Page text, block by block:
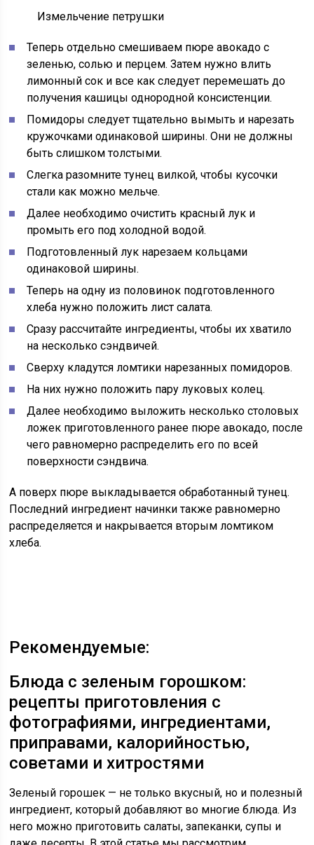
Измельчение петрушки
Теперь отдельно смешиваем пюре авокадо с
зеленью, солью и перцем. Затем нужно влить
лимонный сок и все как следует перемешать до
получения кашицы однородной консистенции.
Помидоры следует тщательно вымыть и нарезать
кружочками одинаковой ширины. Они не должны
быть слишком толстыми.
Слегка разомните тунец вилкой, чтобы кусочки
стали как можно мельче.
Далее необходимо очистить красный лук и
промыть его под холодной водой.
Подготовленный лук нарезаем кольцами
одинаковой ширины.
Теперь на одну из половинок подготовленного
хлеба нужно положить лист салата.
Сразу рассчитайте ингредиенты, чтобы их хватило
на несколько сэндвичей.
Сверху кладутся ломтики нарезанных помидоров.
На них нужно положить пару луковых колец.
Далее необходимо выложить несколько столовых
ложек приготовленного ранее пюре авокадо, после
чего равномерно распределить его по всей
поверхности сэндвича.
А поверх пюре выкладывается обработанный тунец.
Последний ингредиент начинки также равномерно
распределяется и накрывается вторым ломтиком
хлеба.
Рекомендуемые:
Блюда с зеленым горошком:
рецепты приготовления с
фотографиями, ингредиентами,
приправами, калорийностью,
советами и хитростями
Зеленый горошек — не только вкусный, но и полезный
ингредиент, который добавляют во многие блюда. Из
него можно приготовить салаты, запеканки, супы и